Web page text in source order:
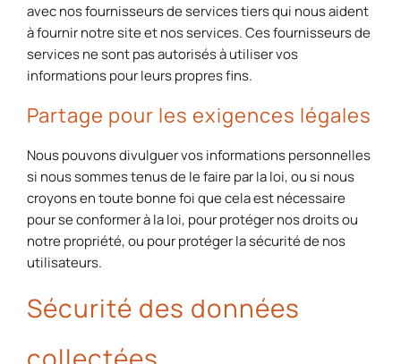
avec nos fournisseurs de services tiers qui nous aident
à fournir notre site et nos services. Ces fournisseurs de
services ne sont pas autorisés à utiliser vos
informations pour leurs propres fins.
Partage pour les exigences légales
Nous pouvons divulguer vos informations personnelles
si nous sommes tenus de le faire par la loi, ou si nous
croyons en toute bonne foi que cela est nécessaire
pour se conformer à la loi, pour protéger nos droits ou
notre propriété, ou pour protéger la sécurité de nos
utilisateurs.
Sécurité des données